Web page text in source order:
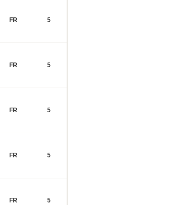
FR 5
FR 5
FR 5
FR 5
FR 5